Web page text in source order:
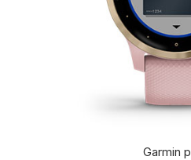
Garmin